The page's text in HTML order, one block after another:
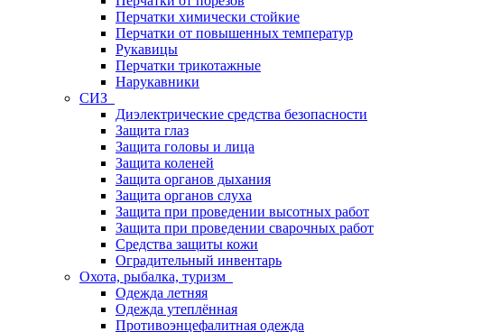
Перчатки химически стойкие
Перчатки от повышенных температур
Рукавицы
Перчатки трикотажные
Нарукавники
СИЗ
Диэлектрические средства безопасности
Защита глаз
Защита головы и лица
Защита коленей
Защита органов дыхания
Защита органов слуха
Защита при проведении высотных работ
Защита при проведении сварочных работ
Средства защиты кожи
Оградительный инвентарь
Охота, рыбалка, туризм
Одежда летняя
Одежда утеплённая
Противоэнцефалитная одежда